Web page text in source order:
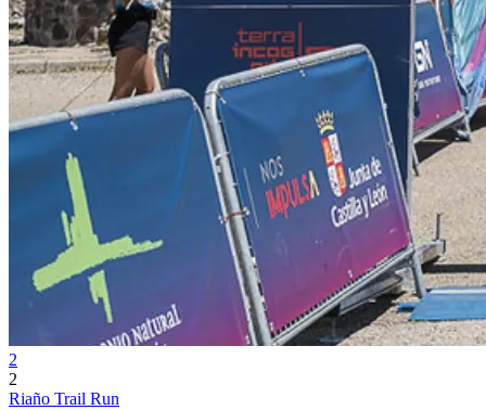
2
2
Riaño Trail Run